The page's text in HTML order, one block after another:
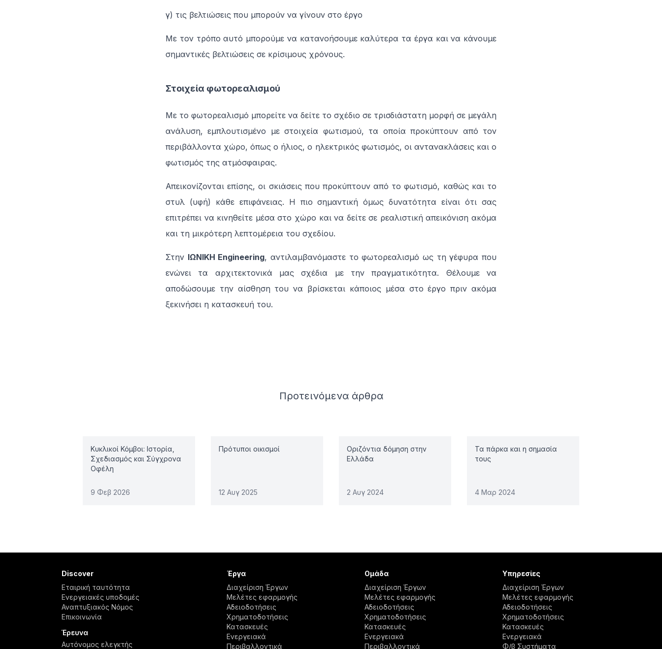
γ) τις βελτιώσεις που μπορούν να γίνουν στο έργο
Με τον τρόπο αυτό μπορούμε να κατανοήσουμε καλύτερα τα έργα και να κάνουμε
σημαντικές βελτιώσεις σε κρίσιμους χρόνους.
Στοιχεία φωτορεαλισμού
Με το φωτορεαλισμό μπορείτε να δείτε το σχέδιο σε τρισδιάστατη μορφή σε μεγάλη
ανάλυση, εμπλουτισμένο με στοιχεία φωτισμού, τα οποία προκύπτουν από τον
περιβάλλοντα χώρο, όπως ο ήλιος, ο ηλεκτρικός φωτισμός, οι αντανακλάσεις και ο
φωτισμός της ατμόσφαιρας.
Απεικονίζονται επίσης, οι σκιάσεις που προκύπτουν από το φωτισμό, καθώς και το
στυλ (υφή) κάθε επιφάνειας. Η πιο σημαντική όμως δυνατότητα είναι ότι σας
επιτρέπει να κινηθείτε μέσα στο χώρο και να δείτε σε ρεαλιστική απεικόνιση ακόμα
και τη μικρότερη λεπτομέρεια του σχεδίου.
Στην ΙΩΝΙΚΗ Engineering, αντιλαμβανόμαστε το φωτορεαλισμό ως τη γέφυρα που
ενώνει τα αρχιτεκτονικά μας σχέδια με την πραγματικότητα. Θέλουμε να
αποδώσουμε την αίσθηση του να βρίσκεται κάποιος μέσα στο έργο πριν ακόμα
ξεκινήσει η κατασκευή του.
Προτεινόμενα άρθρα
Κυκλικοί Κόμβοι: Ιστορία,
Σχεδιασμός και Σύγχρονα
Οφέλη
9 Φεβ 2026
Πρότυποι οικισμοί
12 Αυγ 2025
Οριζόντια δόμηση στην
Ελλάδα
2 Αυγ 2024
Τα πάρκα και η σημασία
τους
4 Μαρ 2024
Discover
Εταιρική ταυτότητα
Ενεργειακές υποδομές
Αναπτυξιακός Νόμος
Επικοινωνία
Έρευνα
Αυτόνομος ελεγκτής
Έργα
Διαχείριση Έργων
Μελέτες εφαρμογής
Αδειοδοτήσεις
Χρηματοδοτήσεις
Κατασκευές
Ενεργειακά
Περιβαλλοντικά
Ομάδα
Διαχείριση Έργων
Μελέτες εφαρμογής
Αδειοδοτήσεις
Χρηματοδοτήσεις
Κατασκευές
Ενεργειακά
Περιβαλλοντικά
Υπηρεσίες
Διαχείριση Έργων
Μελέτες εφαρμογής
Αδειοδοτήσεις
Χρηματοδοτήσεις
Κατασκευές
Ενεργειακά
Φ/β Συστήματα